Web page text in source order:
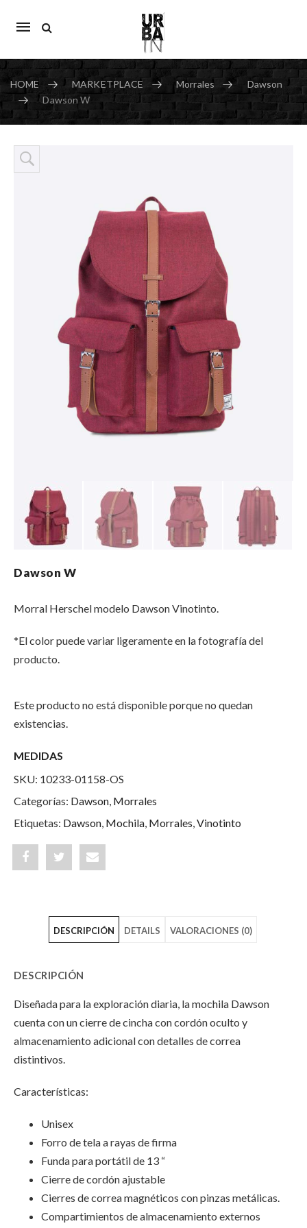
Mobile
HOME MARKETPLACE Morrales
Dawson
Dawson W
Skip to content
Dawson W
Morral Herschel modelo Dawson Vinotinto.
*El color puede variar ligeramente en la fotografía del
producto.
Este producto no está disponible porque no quedan
existencias.
MEDIDAS
SKU: 10233-01158-OS
Categorías: Dawson Morrales
Etiquetas: Dawson Mochila Morrales Vinotinto
Share Post
W"
Share
on
DESCRIPCIÓN DETAILS VALORACIONES (0)
DESCRIPCIÓN
Diseñada para la exploración diaria, la mochila Dawson
cuenta con un cierre de cincha con cordón oculto y
almacenamiento adicional con detalles de correa
distintivos.
Características:
Unisex
Forro de tela a rayas de firma
Funda para portátil de 13 “
Cierre de cordón ajustable
Cierres de correa magnéticos con pinzas metálicas.
Compartimientos de almacenamiento externos